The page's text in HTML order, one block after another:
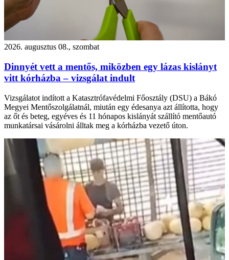
2026. augusztus 08., szombat
Dinnyét vett a mentős, miközben egy lázas kislányt
vitt kórházba – vizsgálat indult
Vizsgálatot indított a Katasztrófavédelmi Főosztály (DSU) a Bákó
Megyei Mentőszolgálatnál, miután egy édesanya azt állította, hogy
az őt és beteg, egyéves és 11 hónapos kislányát szállító mentőautó
munkatársai vásárolni álltak meg a kórházba vezető úton.